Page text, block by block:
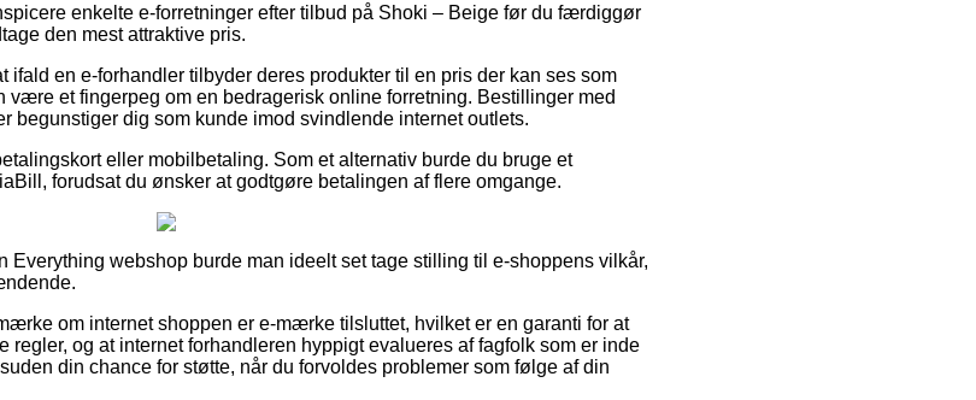
enkelte e-forretninger efter tilbud på Shoki – Beige før du færdiggør
den mest attraktive pris.
ifald en e-forhandler tilbyder deres produkter til en pris der kan ses som
være et fingerpeg om en bedragerisk online forretning. Bestillinger med
begunstiger dig som kunde imod svindlende internet outlets.
eller mobilbetaling. Som et alternativ burde du bruge et
forudsat du ønsker at godtgøre betalingen af flere omgange.
Everything webshop burde man ideelt set tage stilling til e-shoppens vilkår,
om internet shoppen er e-mærke tilsluttet, hvilket er en garanti for at
regler, og at internet forhandleren hyppigt evalueres af fagfolk som er inde
din chance for støtte, når du forvoldes problemer som følge af din